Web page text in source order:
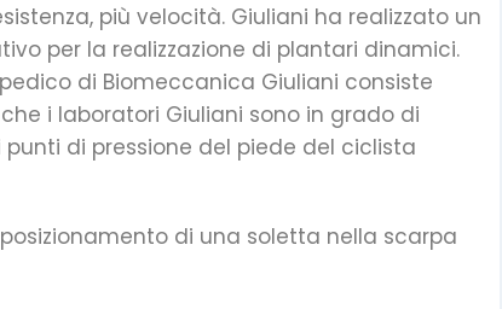
più velocità. Giuliani ha realizzato un
per la realizzazione di plantari dinamici.
di Biomeccanica Giuliani consiste
i laboratori Giuliani sono in grado di
di pressione del piede del ciclista
di una soletta nella scarpa